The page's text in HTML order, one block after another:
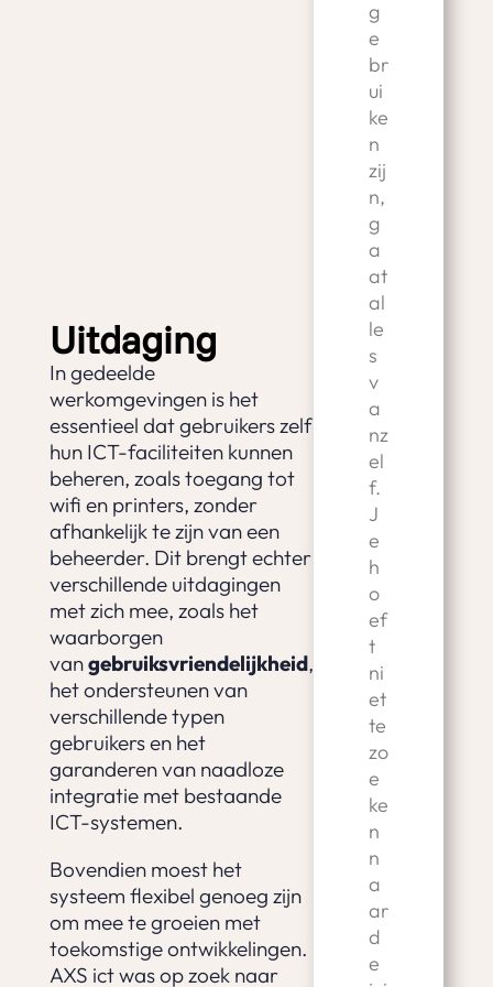
Uitdaging
In gedeelde
werkomgevingen is het
essentieel dat gebruikers zelf
hun ICT-faciliteiten kunnen
beheren, zoals toegang tot
wifi en printers, zonder
afhankelijk te zijn van een
beheerder. Dit brengt echter
verschillende uitdagingen
met zich mee, zoals het
waarborgen
vangebruiksvriendelijkheid,
het ondersteunen van
verschillende typen
gebruikers en het
garanderen van naadloze
integratie met bestaande
ICT-systemen.
Bovendien moest het
systeem flexibel genoeg zijn
om mee te groeien met
toekomstige ontwikkelingen.
AXS ict was op zoek naar
g
e
br
ui
ke
n
zij
n,
g
a
at
al
le
s
v
a
nz
el
f.
J
e
h
o
ef
t
ni
et
te
zo
e
ke
n
n
a
ar
d
e